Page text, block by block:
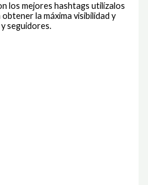
los mejores hashtags utilízalos
la máxima visibilidad y
seguidores.